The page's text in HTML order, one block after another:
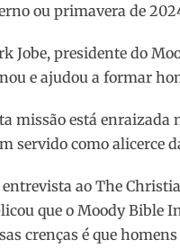
ou primavera de
Jobe, presidente do
e ajudou a formar
missão está enraizada
servido como alicerce
ao The
que o Moody Bible
crenças é que